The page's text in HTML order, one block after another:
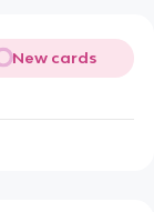
New cards